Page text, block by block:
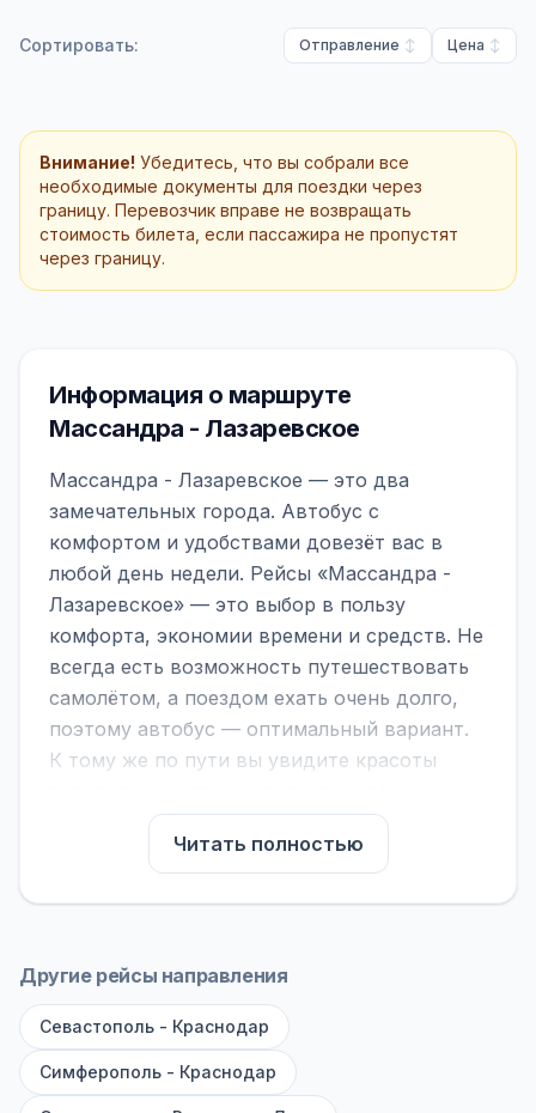
Сортировать: Отправление Цена
Внимание! Убедитесь, что вы собрали все
необходимые документы для поездки через
границу. Перевозчик вправе не возвращать
стоимость билета, если пассажира не пропустят
через границу.
Информация о маршруте
Массандра - Лазаревское
Массандра - Лазаревское — это два
замечательных города. Автобус с
комфортом и удобствами довезёт вас в
любой день недели. Рейсы «Массандра -
Лазаревское» — это выбор в пользу
комфорта, экономии времени и средств. Не
всегда есть возможность путешествовать
самолётом, а поездом ехать очень долго,
поэтому автобус — оптимальный вариант.
К тому же по пути вы увидите красоты
На нашем сайте вы можете найти
расписание автобусов Массандра -
Лазаревское, сравнить рейсы и выбрать
обратите внимание на микроавтобусы (8–18
большие автобусы (от 40 мест): у них лучше
подвеска и дорога ощущается меньше.
Читать полностью
Другие рейсы направления
Севастополь - Краснодар
Симферополь - Краснодар